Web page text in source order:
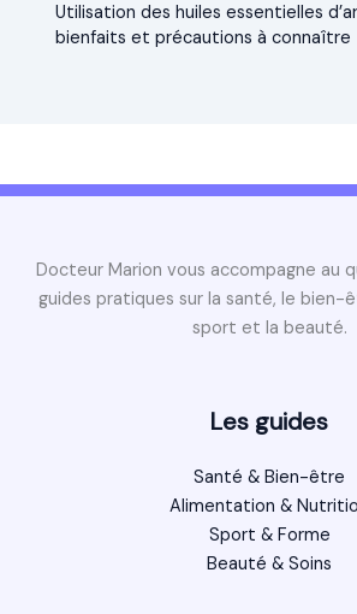
Utilisation des huiles essentielles
bienfaits et précautions à connaître
Docteur Marion vous accompagne au
guides pratiques sur la santé, le bien-
sport et la beauté.
Les guides
Santé & Bien-être
Alimentation &
Sport & Forme
Beauté & Soins